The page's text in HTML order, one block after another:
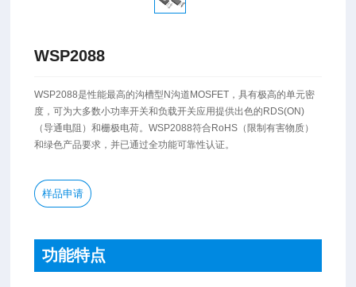
WSP2088
​WSP2088是性能最高的沟槽型N沟道MOSFET，具有极高的单元密
度，可为大多数小功率开关和负载开关应用提供出色的RDS(ON)
（导通电阻）和栅极电荷。WSP2088符合RoHS（限制有害物质）
和绿色产品要求，并已通过全功能可靠性认证。
样品申请
功能特点